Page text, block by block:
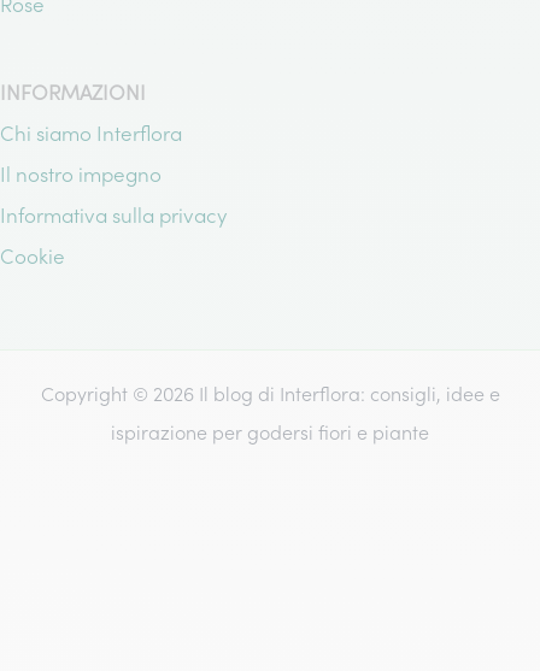
INFORMAZIONI
Chi siamo Interflora
Il nostro impegno
Informativa sulla privacy
Cookie
Copyright © 2026 Il blog di Interflora: consigli, idee e
ispirazione per godersi fiori e piante